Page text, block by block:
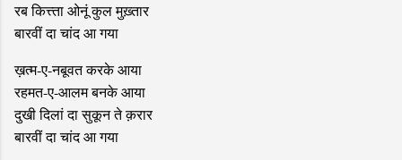
रब कित्त्ता ओनूं कुल मुख़्तार
बारवीं दा चांद आ गया
ख़त्म-ए-नबूवत करके आया
रहमत-ए-आलम बनके आया
दुखी दिलां दा सुकून ते क़रार
बारवीं दा चांद आ गया